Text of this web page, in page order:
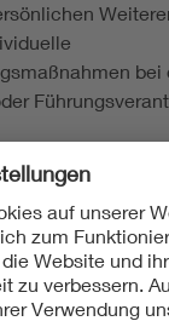
bei